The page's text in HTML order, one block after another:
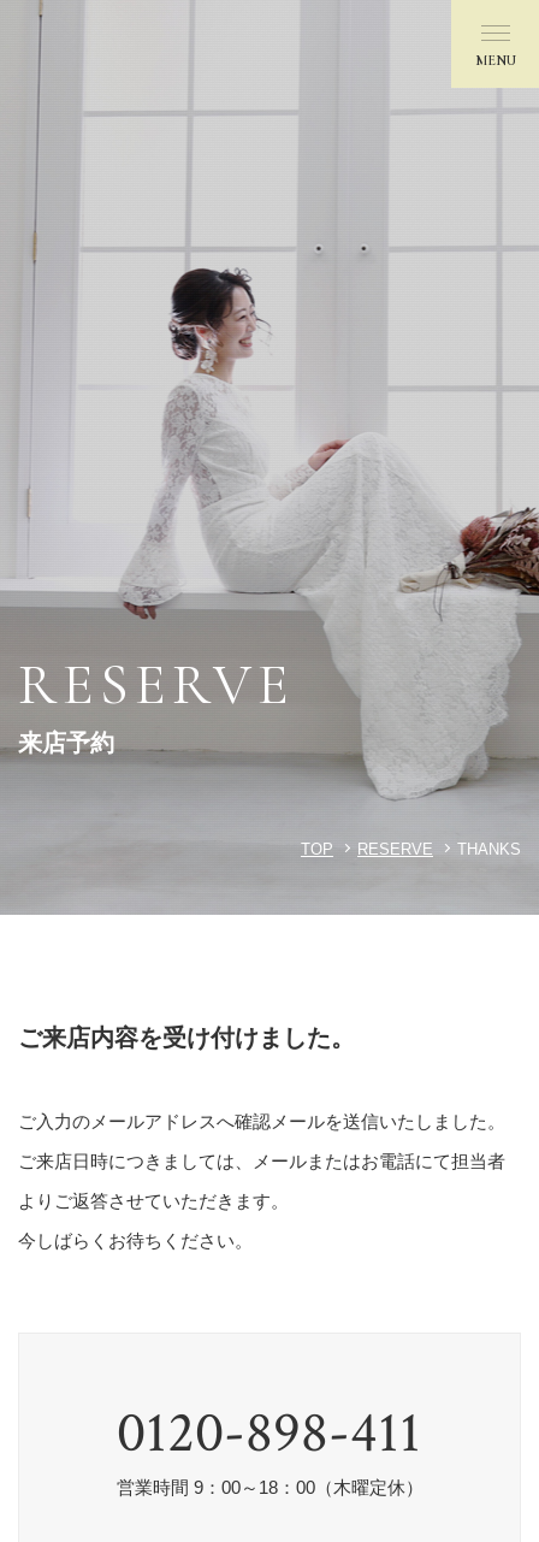
RESERVE
来店予約
TOP RESERVE THANKS
ご来店内容を受け付けました。
ご入力のメールアドレスへ確認メールを送信いたしました。
ご来店日時につきましては、メールまたはお電話にて担当者
よりご返答させていただきます。
今しばらくお待ちください。
0120-898-411
営業時間 9：00～18：00（木曜定休）